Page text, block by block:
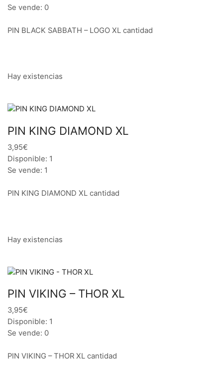
Se vende: 0
PIN BLACK SABBATH – LOGO XL cantidad
Hay existencias
PIN KING DIAMOND XL
3,95€
Disponible: 1
Se vende: 1
PIN KING DIAMOND XL cantidad
Hay existencias
PIN VIKING – THOR XL
3,95€
Disponible: 1
Se vende: 0
PIN VIKING – THOR XL cantidad